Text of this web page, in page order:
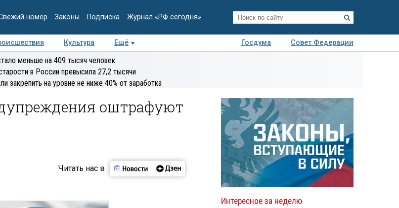
номер Законы Подписка Журнал «РФ сегодня»
Культура Ещё Госдума
Совет Федерации
Интервью Колумнисты
меньше на 409 тысяч человек
в России превысила 27,2 тысячи
закрепить на уровне не ниже 40% от заработка
оштрафуют
Читать нас в
Интересное за неделю